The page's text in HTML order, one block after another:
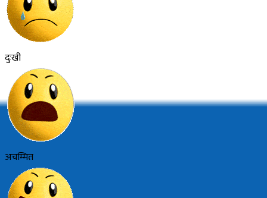
दुःखी
अचम्मित